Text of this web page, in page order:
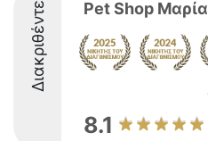
Διακριθέντες Pet Shop
8.1